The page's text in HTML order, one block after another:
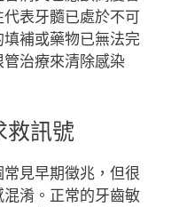
表牙髓已處於不可
補或藥物已無法完
治療來清除感染
救訊號
見早期徵兆，但很
淆。正常的牙齒敏